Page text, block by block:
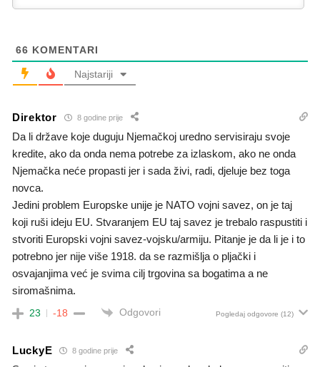
66 KOMENTARI
Najstariji
Direktor 8 godine prije
Da li države koje duguju Njemačkoj uredno servisiraju svoje
kredite, ako da onda nema potrebe za izlaskom, ako ne onda
Njemačka neće propasti jer i sada živi, radi, djeluje bez toga
novca.
Jedini problem Europske unije je NATO vojni savez, on je taj
koji ruši ideju EU. Stvaranjem EU taj savez je trebalo raspustiti i
stvoriti Europski vojni savez-vojsku/armiju. Pitanje je da li je i to
potrebno jer nije više 1918. da se razmišlja o pljački i
osvajanjima već je svima cilj trgovina sa bogatima a ne
siromašnima.
23 -18 Odgovori Pogledaj odgovore (12)
LuckyE 8 godine prije